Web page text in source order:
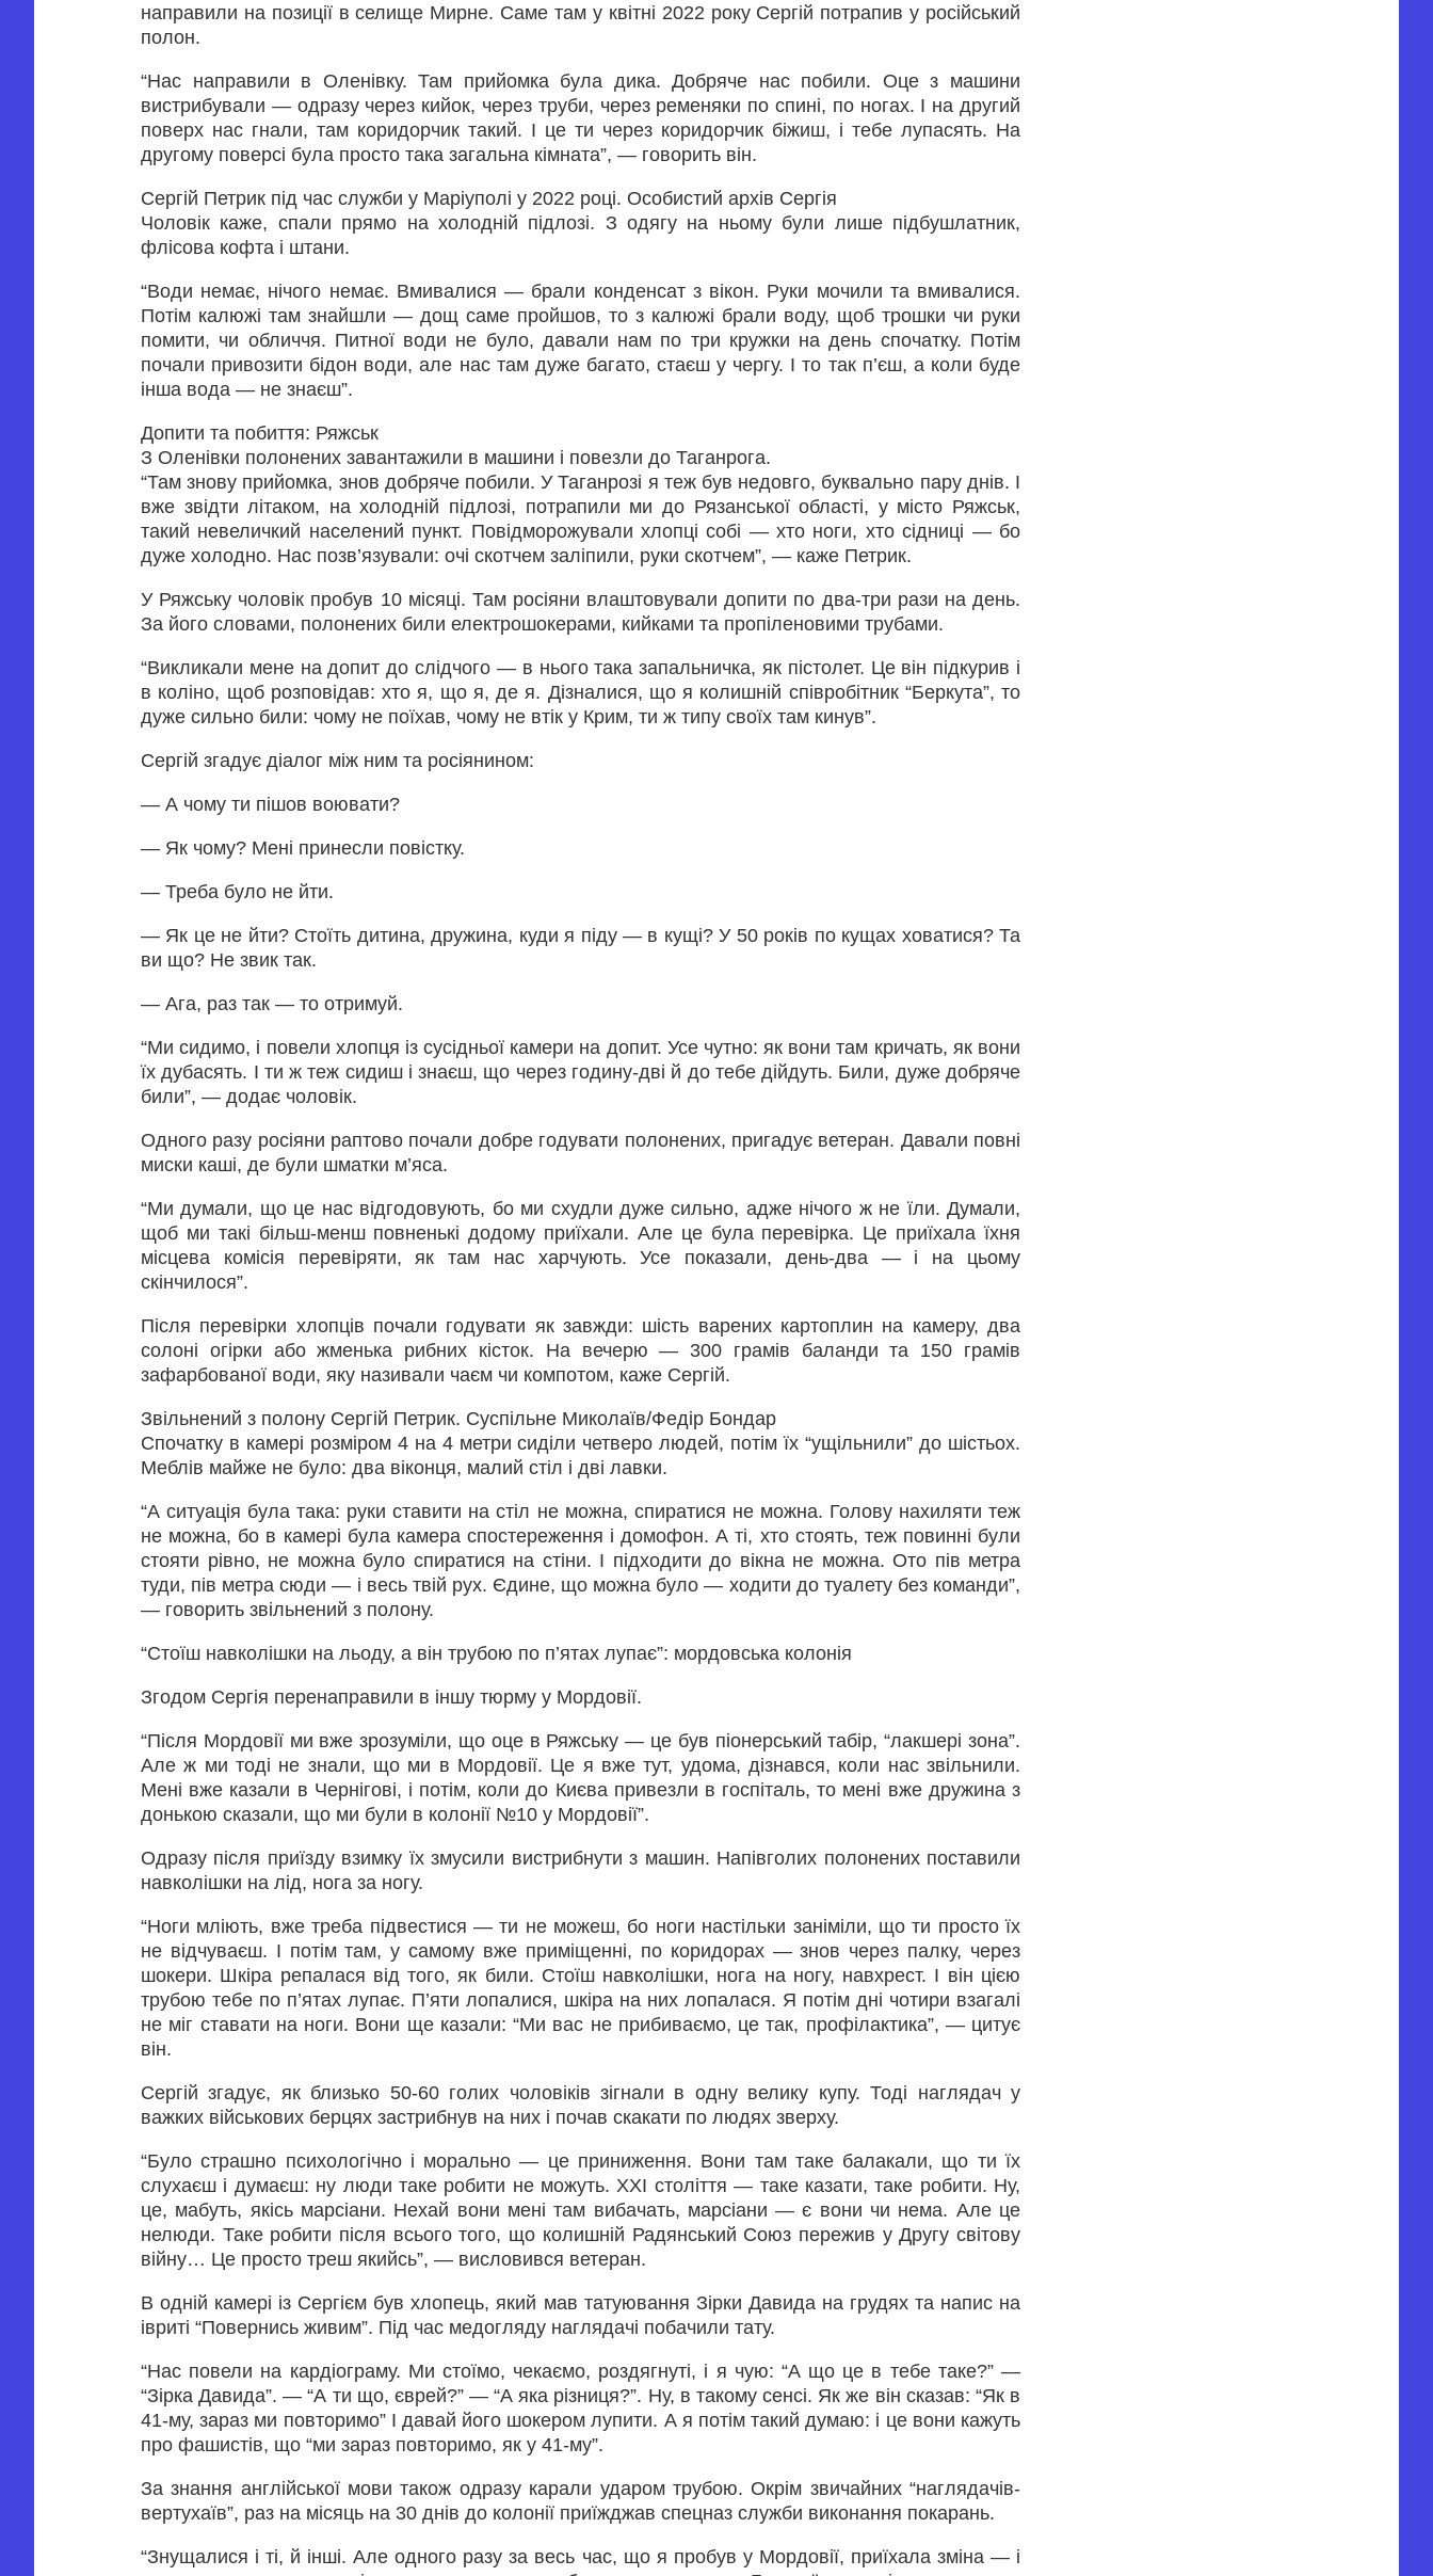
направили на позиції в селище Мирне. Саме там у квітні 2022 року Сергій потрапив у російський
полон.
“Нас направили в Оленівку. Там прийомка була дика. Добряче нас побили. Оце з машини
вистрибували — одразу через кийок, через труби, через ременяки по спині, по ногах. І на другий
поверх нас гнали, там коридорчик такий. І це ти через коридорчик біжиш, і тебе лупасять. На
другому поверсі була просто така загальна кімната”, — говорить він.
Сергій Петрик під час служби у Маріуполі у 2022 році. Особистий архів Сергія
Чоловік каже, спали прямо на холодній підлозі. З одягу на ньому були лише підбушлатник,
флісова кофта і штани.
“Води немає, нічого немає. Вмивалися — брали конденсат з вікон. Руки мочили та вмивалися.
Потім калюжі там знайшли — дощ саме пройшов, то з калюжі брали воду, щоб трошки чи руки
помити, чи обличчя. Питної води не було, давали нам по три кружки на день спочатку. Потім
почали привозити бідон води, але нас там дуже багато, стаєш у чергу. І то так п’єш, а коли буде
інша вода — не знаєш”.
Допити та побиття: Ряжськ
З Оленівки полонених завантажили в машини і повезли до Таганрога.
“Там знову прийомка, знов добряче побили. У Таганрозі я теж був недовго, буквально пару днів. І
вже звідти літаком, на холодній підлозі, потрапили ми до Рязанської області, у місто Ряжськ,
такий невеличкий населений пункт. Повідморожували хлопці собі — хто ноги, хто сідниці — бо
дуже холодно. Нас позв’язували: очі скотчем заліпили, руки скотчем”, — каже Петрик.
У Ряжську чоловік пробув 10 місяці. Там росіяни влаштовували допити по два-три рази на день.
За його словами, полонених били електрошокерами, кийками та пропіленовими трубами.
“Викликали мене на допит до слідчого — в нього така запальничка, як пістолет. Це він підкурив і
в коліно, щоб розповідав: хто я, що я, де я. Дізналися, що я колишній співробітник “Беркута”, то
дуже сильно били: чому не поїхав, чому не втік у Крим, ти ж типу своїх там кинув”.
Сергій згадує діалог між ним та росіянином:
— А чому ти пішов воювати?
— Як чому? Мені принесли повістку.
— Треба було не йти.
— Як це не йти? Стоїть дитина, дружина, куди я піду — в кущі? У 50 років по кущах ховатися? Та
ви що? Не звик так.
— Ага, раз так — то отримуй.
“Ми сидимо, і повели хлопця із сусідньої камери на допит. Усе чутно: як вони там кричать, як вони
їх дубасять. І ти ж теж сидиш і знаєш, що через годину-дві й до тебе дійдуть. Били, дуже добряче
били”, — додає чоловік.
Одного разу росіяни раптово почали добре годувати полонених, пригадує ветеран. Давали повні
миски каші, де були шматки м’яса.
“Ми думали, що це нас відгодовують, бо ми схудли дуже сильно, адже нічого ж не їли. Думали,
щоб ми такі більш-менш повненькі додому приїхали. Але це була перевірка. Це приїхала їхня
місцева комісія перевіряти, як там нас харчують. Усе показали, день-два — і на цьому
скінчилося”.
Після перевірки хлопців почали годувати як завжди: шість варених картоплин на камеру, два
солоні огірки або жменька рибних кісток. На вечерю — 300 грамів баланди та 150 грамів
зафарбованої води, яку називали чаєм чи компотом, каже Сергій.
Звільнений з полону Сергій Петрик. Суспільне Миколаїв/Федір Бондар
Спочатку в камері розміром 4 на 4 метри сиділи четверо людей, потім їх “ущільнили” до шістьох.
Меблів майже не було: два віконця, малий стіл і дві лавки.
“А ситуація була така: руки ставити на стіл не можна, спиратися не можна. Голову нахиляти теж
не можна, бо в камері була камера спостереження і домофон. А ті, хто стоять, теж повинні були
стояти рівно, не можна було спиратися на стіни. І підходити до вікна не можна. Ото пів метра
туди, пів метра сюди — і весь твій рух. Єдине, що можна було — ходити до туалету без команди”,
— говорить звільнений з полону.
“Стоїш навколішки на льоду, а він трубою по п’ятах лупає”: мордовська колонія
Згодом Сергія перенаправили в іншу тюрму у Мордовії.
“Після Мордовії ми вже зрозуміли, що оце в Ряжську — це був піонерський табір, “лакшері зона”.
Але ж ми тоді не знали, що ми в Мордовії. Це я вже тут, удома, дізнався, коли нас звільнили.
Мені вже казали в Чернігові, і потім, коли до Києва привезли в госпіталь, то мені вже дружина з
донькою сказали, що ми були в колонії №10 у Мордовії”.
Одразу після приїзду взимку їх змусили вистрибнути з машин. Напівголих полонених поставили
навколішки на лід, нога за ногу.
“Ноги мліють, вже треба підвестися — ти не можеш, бо ноги настільки заніміли, що ти просто їх
не відчуваєш. І потім там, у самому вже приміщенні, по коридорах — знов через палку, через
шокери. Шкіра репалася від того, як били. Стоїш навколішки, нога на ногу, навхрест. І він цією
трубою тебе по п’ятах лупає. П’яти лопалися, шкіра на них лопалася. Я потім дні чотири взагалі
не міг ставати на ноги. Вони ще казали: “Ми вас не прибиваємо, це так, профілактика”, — цитує
він.
Сергій згадує, як близько 50-60 голих чоловіків зігнали в одну велику купу. Тоді наглядач у
важких військових берцях застрибнув на них і почав скакати по людях зверху.
“Було страшно психологічно і морально — це приниження. Вони там таке балакали, що ти їх
слухаєш і думаєш: ну люди таке робити не можуть. XXI століття — таке казати, таке робити. Ну,
це, мабуть, якісь марсіани. Нехай вони мені там вибачать, марсіани — є вони чи нема. Але це
нелюди. Таке робити після всього того, що колишній Радянський Союз пережив у Другу світову
війну… Це просто треш якийсь”, — висловився ветеран.
В одній камері із Сергієм був хлопець, який мав татуювання Зірки Давида на грудях та напис на
івриті “Повернись живим”. Під час медогляду наглядачі побачили тату.
“Нас повели на кардіограму. Ми стоїмо, чекаємо, роздягнуті, і я чую: “А що це в тебе таке?” —
“Зірка Давида”. — “А ти що, єврей?” — “А яка різниця?”. Ну, в такому сенсі. Як же він сказав: “Як в
41-му, зараз ми повторимо” І давай його шокером лупити. А я потім такий думаю: і це вони кажуть
про фашистів, що “ми зараз повторимо, як у 41-му”.
За знання англійської мови також одразу карали ударом трубою. Окрім звичайних “наглядачів-
вертухаїв”, раз на місяць на 30 днів до колонії приїжджав спецназ служби виконання покарань.
“Знущалися і ті, й інші. Але одного разу за весь час, що я пробув у Мордовії, приїхала зміна — і